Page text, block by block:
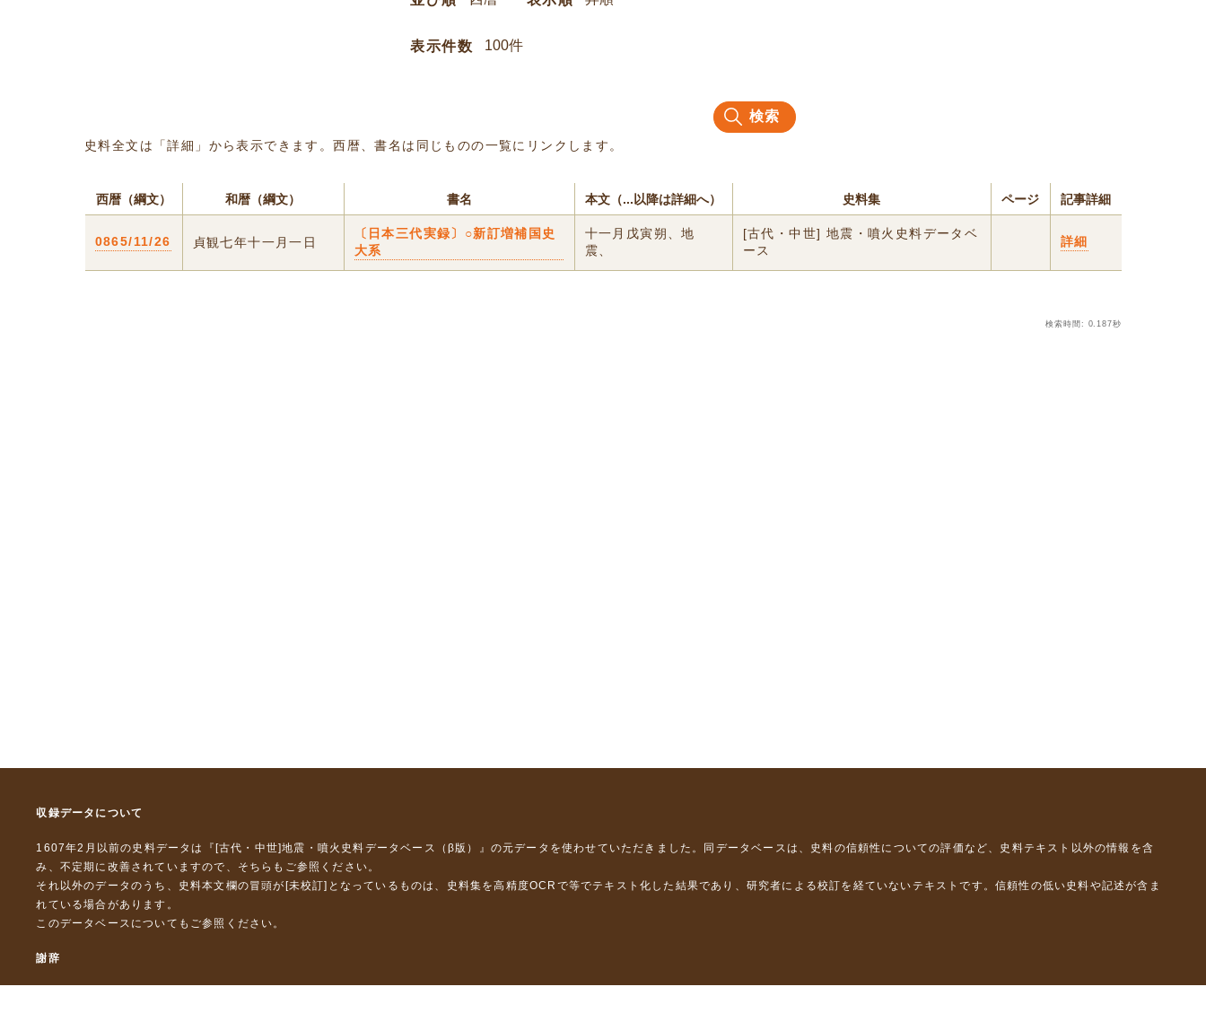
表示件数
検索
史料全文は「詳細」から表示できます。西暦、書名は同じものの一覧にリンクします。
西暦（綱文） 和暦（綱文） 書名 本文（...以降は詳細へ） 史料集 ページ 記事詳細
0865/11/26 貞観七年十一月一日
〔日本三代実録〕○新訂増補国史
大系
十一月戊寅朔、地
震、
[古代・中世] 地震・噴火史料データベ
ース
詳細
検索時間: 0.187秒
収録データについて
1607年2月以前の史料データは『 [古代・中世]地震・噴火史料データベース（β版）』 の元データを使わせていただきました。同データベースは、史料の信頼性についての評価など、史料テキスト以外の情報を含
み、不定期に改善されていますので、 そちら もご参照ください。
それ以外のデータのうち、史料本文欄の冒頭が[未校訂]となっているものは、史料集を高精度OCRで等でテキスト化した結果であり、研究者による校訂を経ていないテキストです。信頼性の低い史料や記述が含ま
れている場合があります。
このデータベースについて もご参照ください。
謝辞